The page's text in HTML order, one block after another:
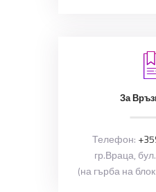
За
Телефон:
гр.Враца,
(на гърба на